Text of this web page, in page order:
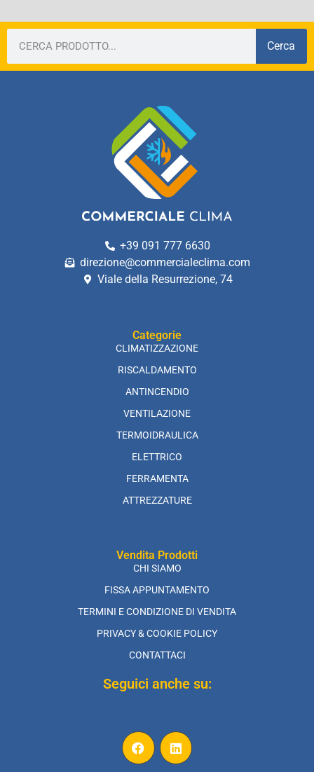
Cerca
+39 091 777 6630
direzione@commercialeclima.com
Viale della Resurrezione, 74
Categorie
CLIMATIZZAZIONE
RISCALDAMENTO
ANTINCENDIO
VENTILAZIONE
TERMOIDRAULICA
ELETTRICO
FERRAMENTA
ATTREZZATURE
Vendita Prodotti
CHI SIAMO
FISSA APPUNTAMENTO
TERMINI E CONDIZIONE DI VENDITA
PRIVACY & COOKIE POLICY
CONTATTACI
Seguici anche su: